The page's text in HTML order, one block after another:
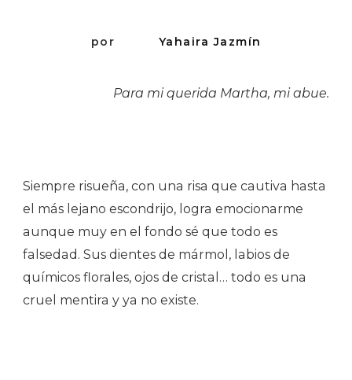
por Yahaira Jazmín
Para mi querida Martha, mi abue.
Siempre risueña, con una risa que cautiva hasta
el más lejano escondrijo, logra emocionarme
aunque muy en el fondo sé que todo es
falsedad. Sus dientes de mármol, labios de
químicos florales, ojos de cristal… todo es una
cruel mentira y ya no existe.